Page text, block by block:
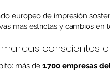
europeo de impresión
más estrictas y cambios en
conscientes
más de 1.700 empresas